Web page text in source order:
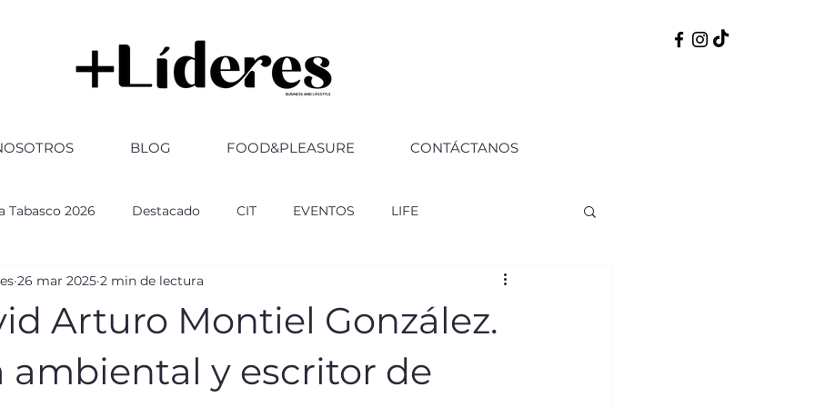
BLOG FOOD&PLEASURE CONTÁCTANOS
Tabasco 2026 Destacado CIT EVENTOS LIFE
ABOGADOS FERIA TABASCO 2025 50 PERFILES
CULTURA Altozano
Arturo Montiel González.
ambiental y escritor de
26 mar 2025 2 min de lectura